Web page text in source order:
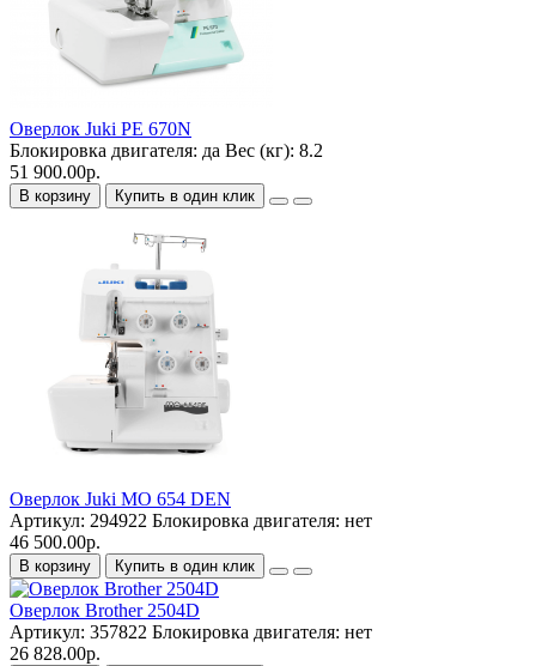
Оверлок Juki PE 670N
Блокировка двигателя: да Вес (кг): 8.2
51 900.00р.
В корзину Купить в один клик
Оверлок Juki MO 654 DEN
Артикул: 294922 Блокировка двигателя: нет
46 500.00р.
В корзину Купить в один клик
Оверлок Brother 2504D
Артикул: 357822 Блокировка двигателя: нет
26 828.00р.